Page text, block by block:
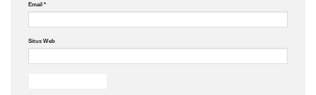
Email *
Situs Web